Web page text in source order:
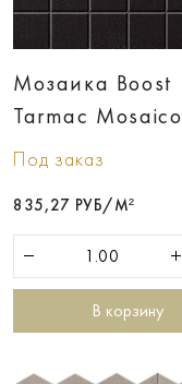
Мозаика Boost
Tarmac
Под заказ
835,27 РУБ/М²
В корзину